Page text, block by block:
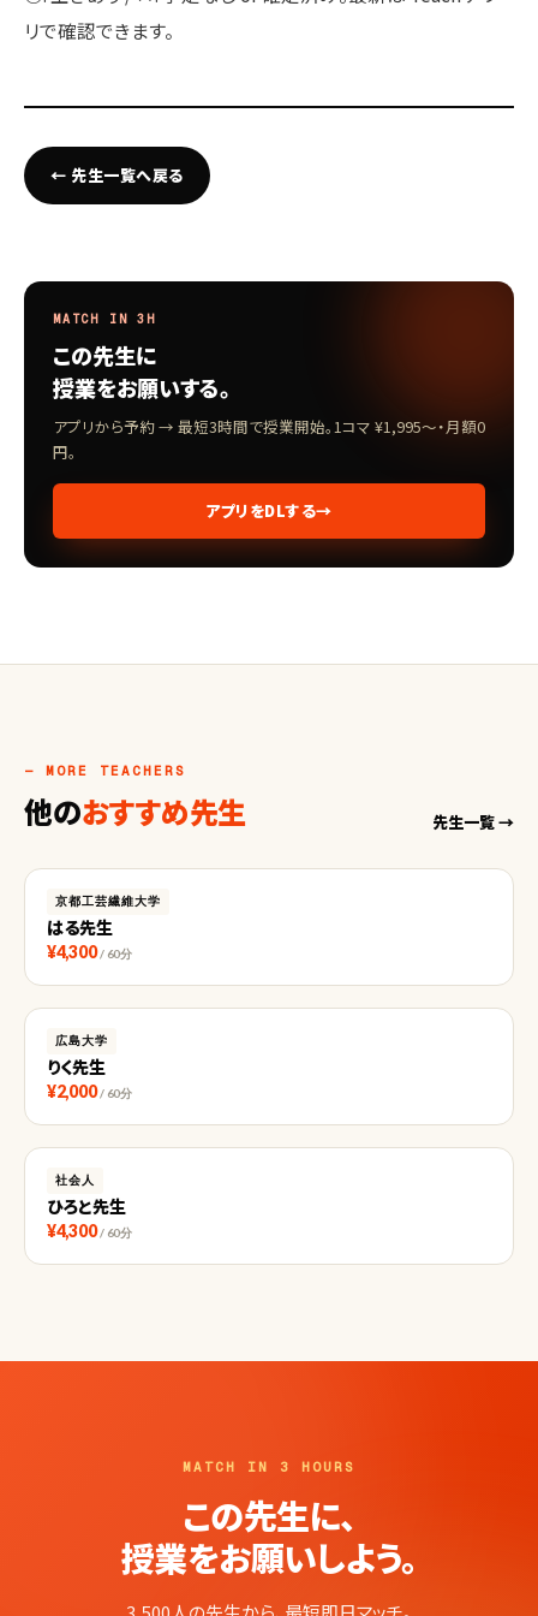
リで確認できます。
← 先生一覧へ戻る
MATCH IN 3H
この先生に
授業をお願いする。
アプリから予約 → 最短3時間で授業開始。1コマ ¥1,995〜・月額0
円。
アプリをDLする→
— MORE TEACHERS
他のおすすめ先生 先生一覧 →
京都工芸繊維大学
はる先生
¥4,300 / 60分
広島大学
りく先生
¥2,000 / 60分
社会人
ひろと先生
¥4,300 / 60分
MATCH IN 3 HOURS
この先生に、
授業をお願いしよう。